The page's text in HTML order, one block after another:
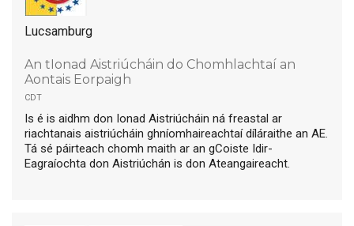
Lucsamburg
An tIonad Aistriúcháin do Chomhlachtaí an
Aontais Eorpaigh
cdt
Is é is aidhm don Ionad Aistriúcháin ná freastal ar
riachtanais aistriúcháin ghníomhaireachtaí díláraithe an AE.
Tá sé páirteach chomh maith ar an gCoiste Idir-
Eagraíochta don Aistriúchán is don Ateangaireacht.